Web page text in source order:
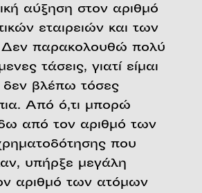
αύξηση στον αριθμό
εταιρειών και των
παρακολουθώ πολύ
τάσεις, γιατί είμαι
δεν βλέπω τόσες
Από ό,τι μπορώ
από τον αριθμό των
που
υπήρξε μεγάλη
αριθμό των ατόμων